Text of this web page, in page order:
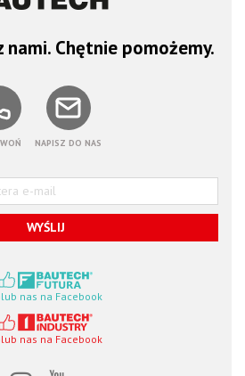
Chętnie pomożemy.
NAPISZ DO NAS
WYŚLIJ
nas na Facebook
nas na Facebook